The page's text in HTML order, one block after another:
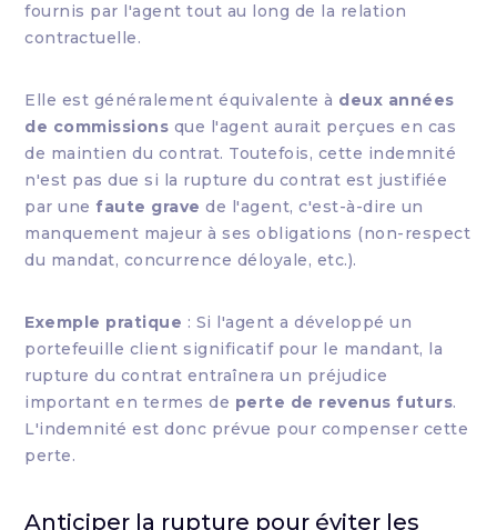
fournis par l'agent tout au long de la relation
contractuelle.
Elle est généralement équivalente à deux années
de commissions que l'agent aurait perçues en cas
de maintien du contrat. Toutefois, cette indemnité
n'est pas due si la rupture du contrat est justifiée
par une faute grave de l'agent, c'est-à-dire un
manquement majeur à ses obligations (non-respect
du mandat, concurrence déloyale, etc.).
Exemple pratique : Si l'agent a développé un
portefeuille client significatif pour le mandant, la
rupture du contrat entraînera un préjudice
important en termes de perte de revenus futurs.
L'indemnité est donc prévue pour compenser cette
perte.
Anticiper la rupture pour éviter les